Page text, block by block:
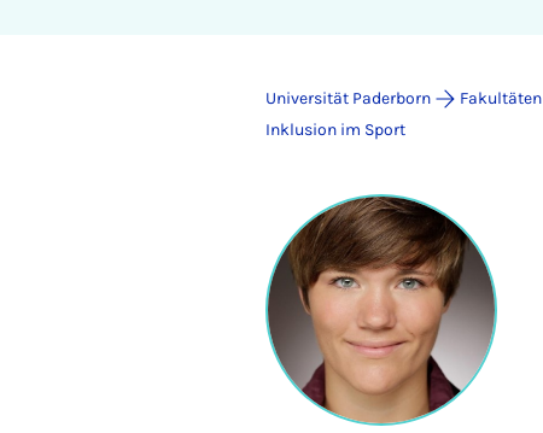
Universität Paderborn Fakultäten
Inklusion im Sport